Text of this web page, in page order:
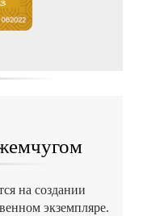
на создании
экземпляре.